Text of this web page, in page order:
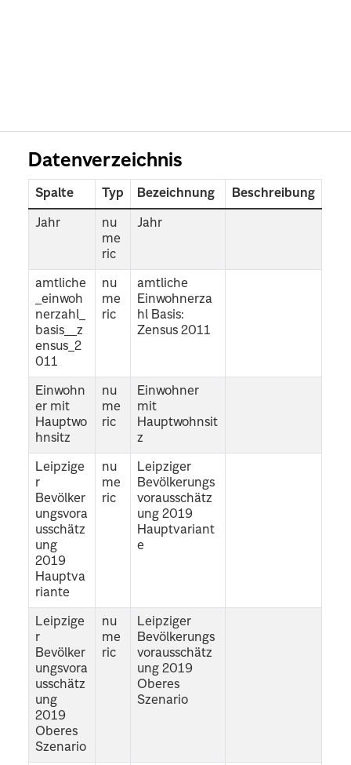
Datenverzeichnis
Spalte Typ Bezeichnung Beschreibung
Jahr
nu
me
ric
Jahr
amtliche
_einwoh
nerzahl_
basis__z
ensus_2
011
nu
me
ric
amtliche
Einwohnerza
hl Basis:
Zensus 2011
Einwohn
er mit
Hauptwo
hnsitz
nu
me
ric
Einwohner
mit
Hauptwohnsit
z
Leipzige
r
Bevölker
ungsvora
usschätz
ung
2019
Hauptva
riante
nu
me
ric
Leipziger
Bevölkerungs
vorausschätz
ung 2019
Hauptvariant
e
Leipzige
r
Bevölker
ungsvora
usschätz
ung
2019
Oberes
Szenario
nu
me
ric
Leipziger
Bevölkerungs
vorausschätz
ung 2019
Oberes
Szenario